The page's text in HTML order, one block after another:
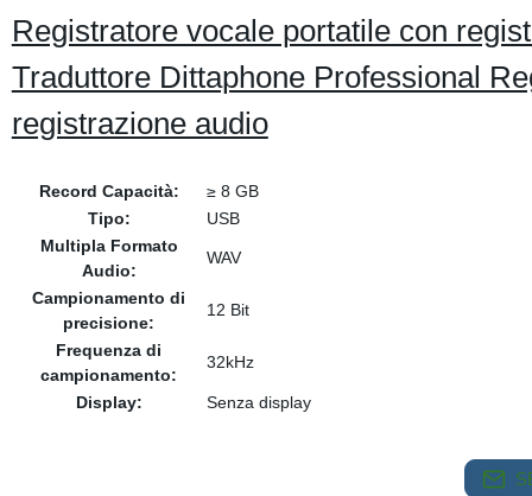
Registratore vocale portatile con
Traduttore Dittaphone Professional
registrazione audio
Record Capacità:
≥ 8 GB
Tipo:
USB
Multipla Formato
Audio:
WAV
Campionamento di
precisione:
12 Bit
Frequenza di
campionamento:
32kHz
Display: Senza display